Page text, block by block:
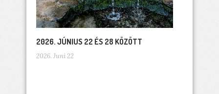
2026. JÚNIUS 22 ÉS 28 KÖZÖTT
2026. Juni 22